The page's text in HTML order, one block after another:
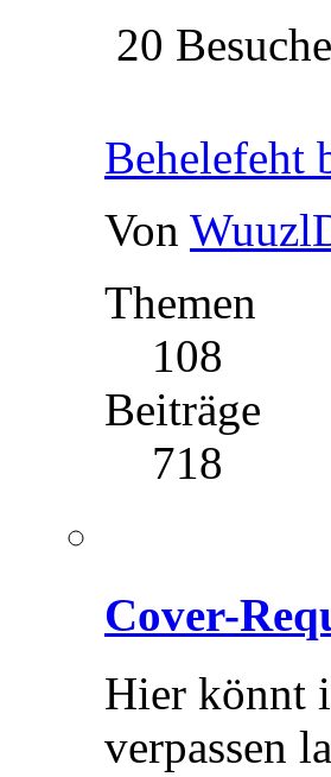
20
Behelefeht
Von
Themen
108
Beiträge
718
Cover-
Hier könnt
verpassen